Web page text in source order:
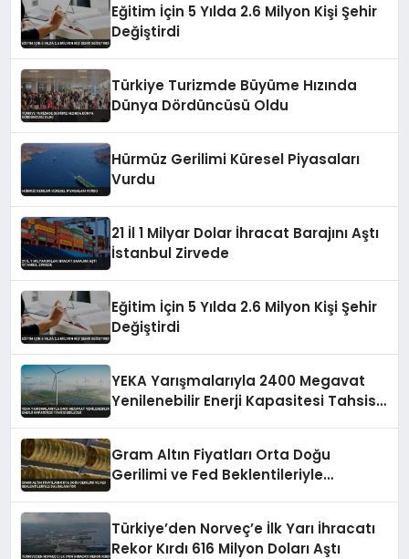
Eğitim İçin 5 Yılda 2.6 Milyon Kişi Şehir
Değiştirdi
Türkiye Turizmde Büyüme Hızında
Dünya Dördüncüsü Oldu
Hürmüz Gerilimi Küresel Piyasaları
Vurdu
21 İl 1 Milyar Dolar İhracat Barajını Aştı
İstanbul Zirvede
Eğitim İçin 5 Yılda 2.6 Milyon Kişi Şehir
Değiştirdi
YEKA Yarışmalarıyla 2400 Megavat
Yenilenebilir Enerji Kapasitesi Tahsis
Gram Altın Fiyatları Orta Doğu
Gerilimi ve Fed Beklentileriyle
Türkiye’den Norveç’e İlk Yarı İhracatı
Rekor Kırdı 616 Milyon Doları Aştı